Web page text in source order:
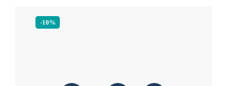
-10%